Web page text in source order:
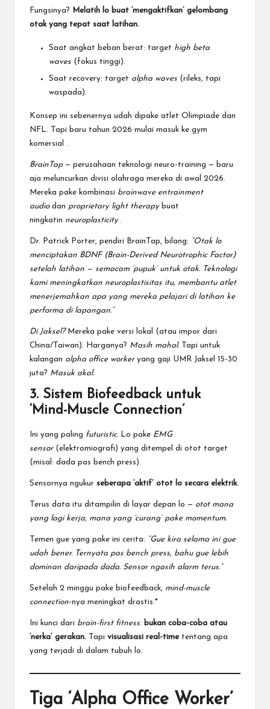
Fungsinya?
Melatih lo buat ‘mengaktifkan’ gelombang
otak yang tepat saat latihan.
Saat angkat beban berat: target high beta
waves (fokus tinggi).
Saat recovery: target alpha waves (rileks, tapi
waspada).
Konsep ini sebenernya udah dipake atlet Olimpiade dan
NFL. Tapi baru tahun 2026 mulai masuk ke gym
komersial .
BrainTap— perusahaan teknologi neuro-training — baru
aja meluncurkan divisi olahraga mereka di awal 2026.
Mereka pake kombinasi brainwave entrainment
audiodan proprietary light therapybuat
ningkatin neuroplasticity .
Dr. Patrick Porter, pendiri BrainTap, bilang:
“Otak lo
menciptakan BDNF (Brain-Derived Neurotrophic Factor)
setelah latihan — semacam ‘pupuk’ untuk otak. Teknologi
kami meningkatkan neuroplastisitas itu, membantu atlet
menerjemahkan apa yang mereka pelajari di latihan ke
performa di lapangan.”
Di Jaksel?Mereka pake versi lokal (atau impor dari
China/Taiwan). Harganya? Masih mahal. Tapi untuk
kalangan alpha office workeryang gaji UMR Jaksel 15-30
juta? Masuk akal.
3. Sistem Biofeedback untuk
‘Mind-Muscle Connection’
Ini yang paling futuristic. Lo pake EMG
sensor(elektromiografi) yang ditempel di otot target
(misal: dada pas bench press).
Sensornya ngukur seberapa ‘aktif’ otot lo secara elektrik.
Terus data itu ditampilin di layar depan lo — otot mana
yang lagi kerja, mana yang ‘curang’ pake momentum.
Temen gue yang pake ini cerita: “Gue kira selama ini gue
udah bener. Ternyata pas bench press, bahu gue lebih
dominan daripada dada. Sensor ngasih alarm terus.”
Setelah 2 minggu pake biofeedback, mind-muscle
connection-nya meningkat drastis.*
Ini kunci dari brain-first fitness: bukan coba-coba atau
‘nerka’ gerakan. Tapi visualisasi real-timetentang apa
yang terjadi di dalam tubuh lo.
Tiga ‘Alpha Office Worker’